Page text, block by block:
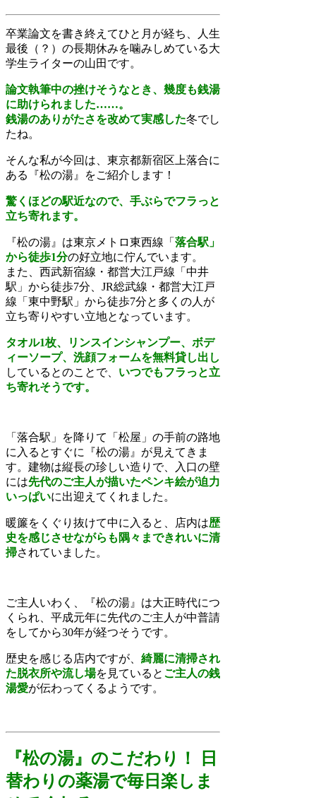
卒業論文を書き終えてひと月が経ち、人生
最後（？）の長期休みを噛みしめている大
学生ライターの山田です。
論文執筆中の挫けそうなとき、幾度も銭湯
に助けられました……。
銭湯のありがたさを改めて実感した冬でし
たね。
そんな私が今回は、東京都新宿区上落合に
ある『松の湯』をご紹介します！
驚くほどの駅近なので、手ぶらでフラっと
立ち寄れます。
『松の湯』は東京メトロ東西線「 落合駅」
から徒歩1分の好立地に佇んでいます。
また、西武新宿線・都営大江戸線「中井
駅」から徒歩7分、JR総武線・都営大江戸
線「東中野駅」から徒歩7分と多くの人が
立ち寄りやすい立地となっています。
タオル1枚、リンスインシャンプー、ボデ
ィーソープ、洗顔フォームを無料貸し出し
しているとのことで、 いつでもフラっと立
ち寄れそうです。
「落合駅」を降りて「松屋」の手前の路地
に入るとすぐに『松の湯』が見えてきま
す。建物は縦長の珍しい造りで、入口の壁
には先代のご主人が描いたペンキ絵が迫力
いっぱいに出迎えてくれました。
暖簾をくぐり抜けて中に入ると、店内は歴
史を感じさせながらも隅々まできれいに清
掃されていました。
ご主人いわく、『松の湯』は大正時代につ
くられ、平成元年に先代のご主人が中普請
をしてから30年が経つそうです。
歴史を感じる店内ですが、 綺麗に清掃され
た脱衣所や流し場を見ていると ご主人の銭
湯愛が伝わってくるようです。
『松の湯』のこだわり！ 日
替わりの薬湯で毎日楽しま